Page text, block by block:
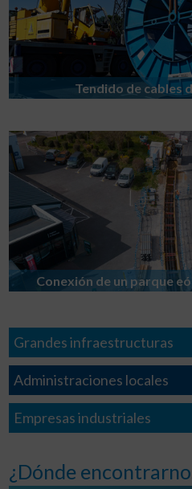
Tendido de cables
Conexión de un parque
Grandes infraestructuras
Administraciones locales
Empresas industriales
¿Dónde